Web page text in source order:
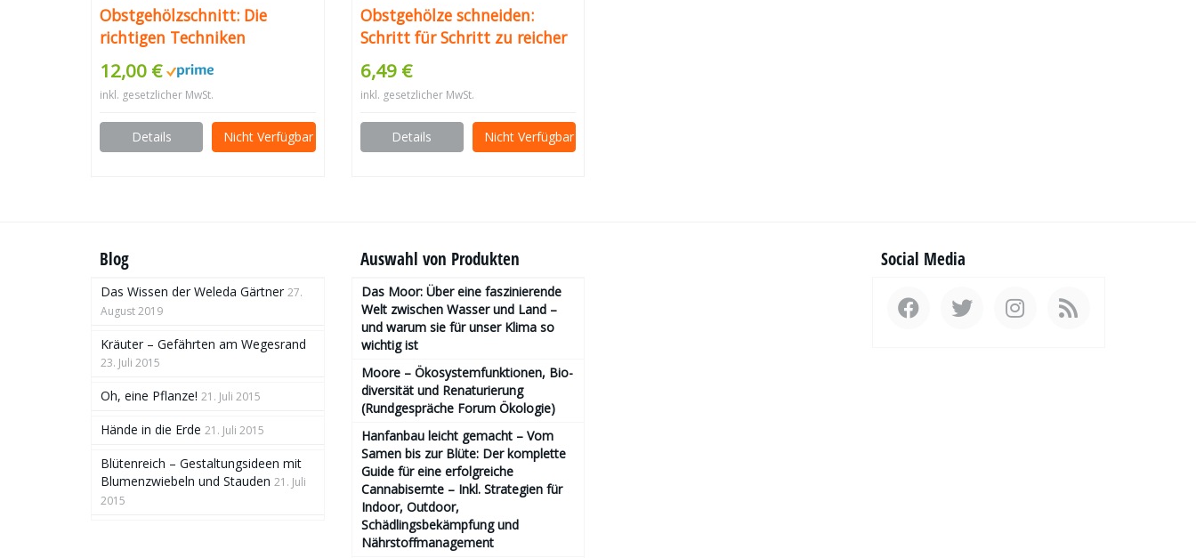
Obstgehölzschnitt: Die
richtigen Techniken
12,00 €
inkl. gesetzlicher MwSt.
Details Nicht Verfügbar
Obstgehölze schneiden:
Schritt für Schritt zu reicher
Ernte (GU Praxisratgeber
Garten)
6,49 €
inkl. gesetzlicher MwSt.
Details Nicht Verfügbar
Blog
Das Wissen der Weleda Gärtner 27.
August 2019
Kräuter – Gefährten am Wegesrand
23. Juli 2015
Oh, eine Pflanze! 21. Juli 2015
Hände in die Erde 21. Juli 2015
Blütenreich – Gestaltungsideen mit
Blumenzwiebeln und Stauden 21. Juli
2015
Auswahl von Produkten
Das Moor: Über eine faszinierende
Welt zwischen Wasser und Land –
und warum sie für unser Klima so
wichtig ist
Moore – Ökosystemfunktionen, Bio­
diversität und Renaturierung
(Rundgespräche Forum Ökologie)
Hanfanbau leicht gemacht – Vom
Samen bis zur Blüte: Der komplette
Guide für eine erfolgreiche
Cannabisernte – Inkl. Strategien für
Indoor, Outdoor,
Schädlingsbekämpfung und
Nährstoffmanagement
Social Media